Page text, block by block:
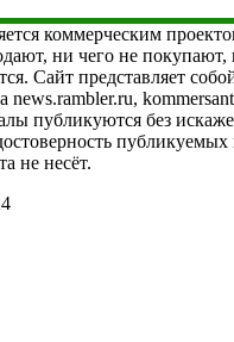
коммерческим
ни чего не покупают,
Сайт представляет
news.rambler.ru,
публикуются без
публикуемых
не несёт.